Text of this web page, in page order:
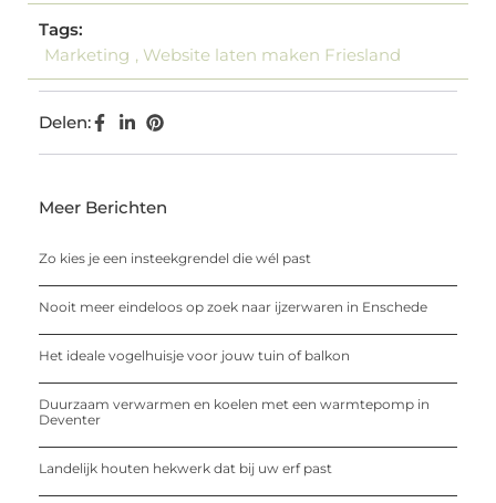
Tags:
Marketing , Website laten maken Friesland
Delen:
Meer Berichten
Zo kies je een insteekgrendel die wél past
Nooit meer eindeloos op zoek naar ijzerwaren in Enschede
Het ideale vogelhuisje voor jouw tuin of balkon
Duurzaam verwarmen en koelen met een warmtepomp in
Deventer
Landelijk houten hekwerk dat bij uw erf past